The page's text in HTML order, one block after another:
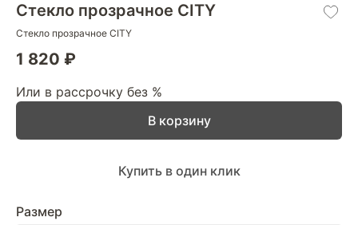
Стекло прозрачное CITY
Стекло прозрачное CITY
1 820 ₽
Или в рассрочку без %
Размер
В корзину
Купить в один клик